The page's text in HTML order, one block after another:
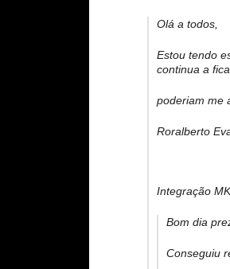
Olá a todos,
Estou tendo
continua a
poderiam me
Roralberto
Integração
Bom dia
Conseguiu